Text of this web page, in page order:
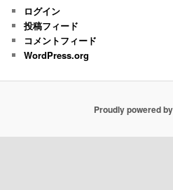
ログイン
投稿フィード
コメントフィード
WordPress.org
Proudly powered